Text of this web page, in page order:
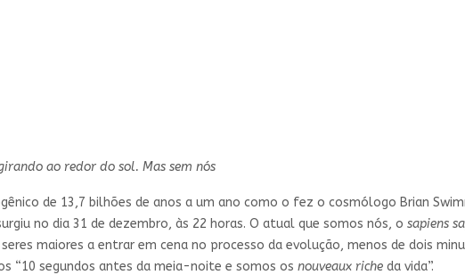
ao redor do sol. Mas sem nós
de 13,7 bilhões de anos a um ano como o fez o cosmólogo Brian
no dia 31 de dezembro, às 22 horas. O atual que somos nós, o sapiens
maiores a entrar em cena no processo da evolução, menos de dois
“10 segundos antes da meia-noite e somos os nouveaux riche da vida”.